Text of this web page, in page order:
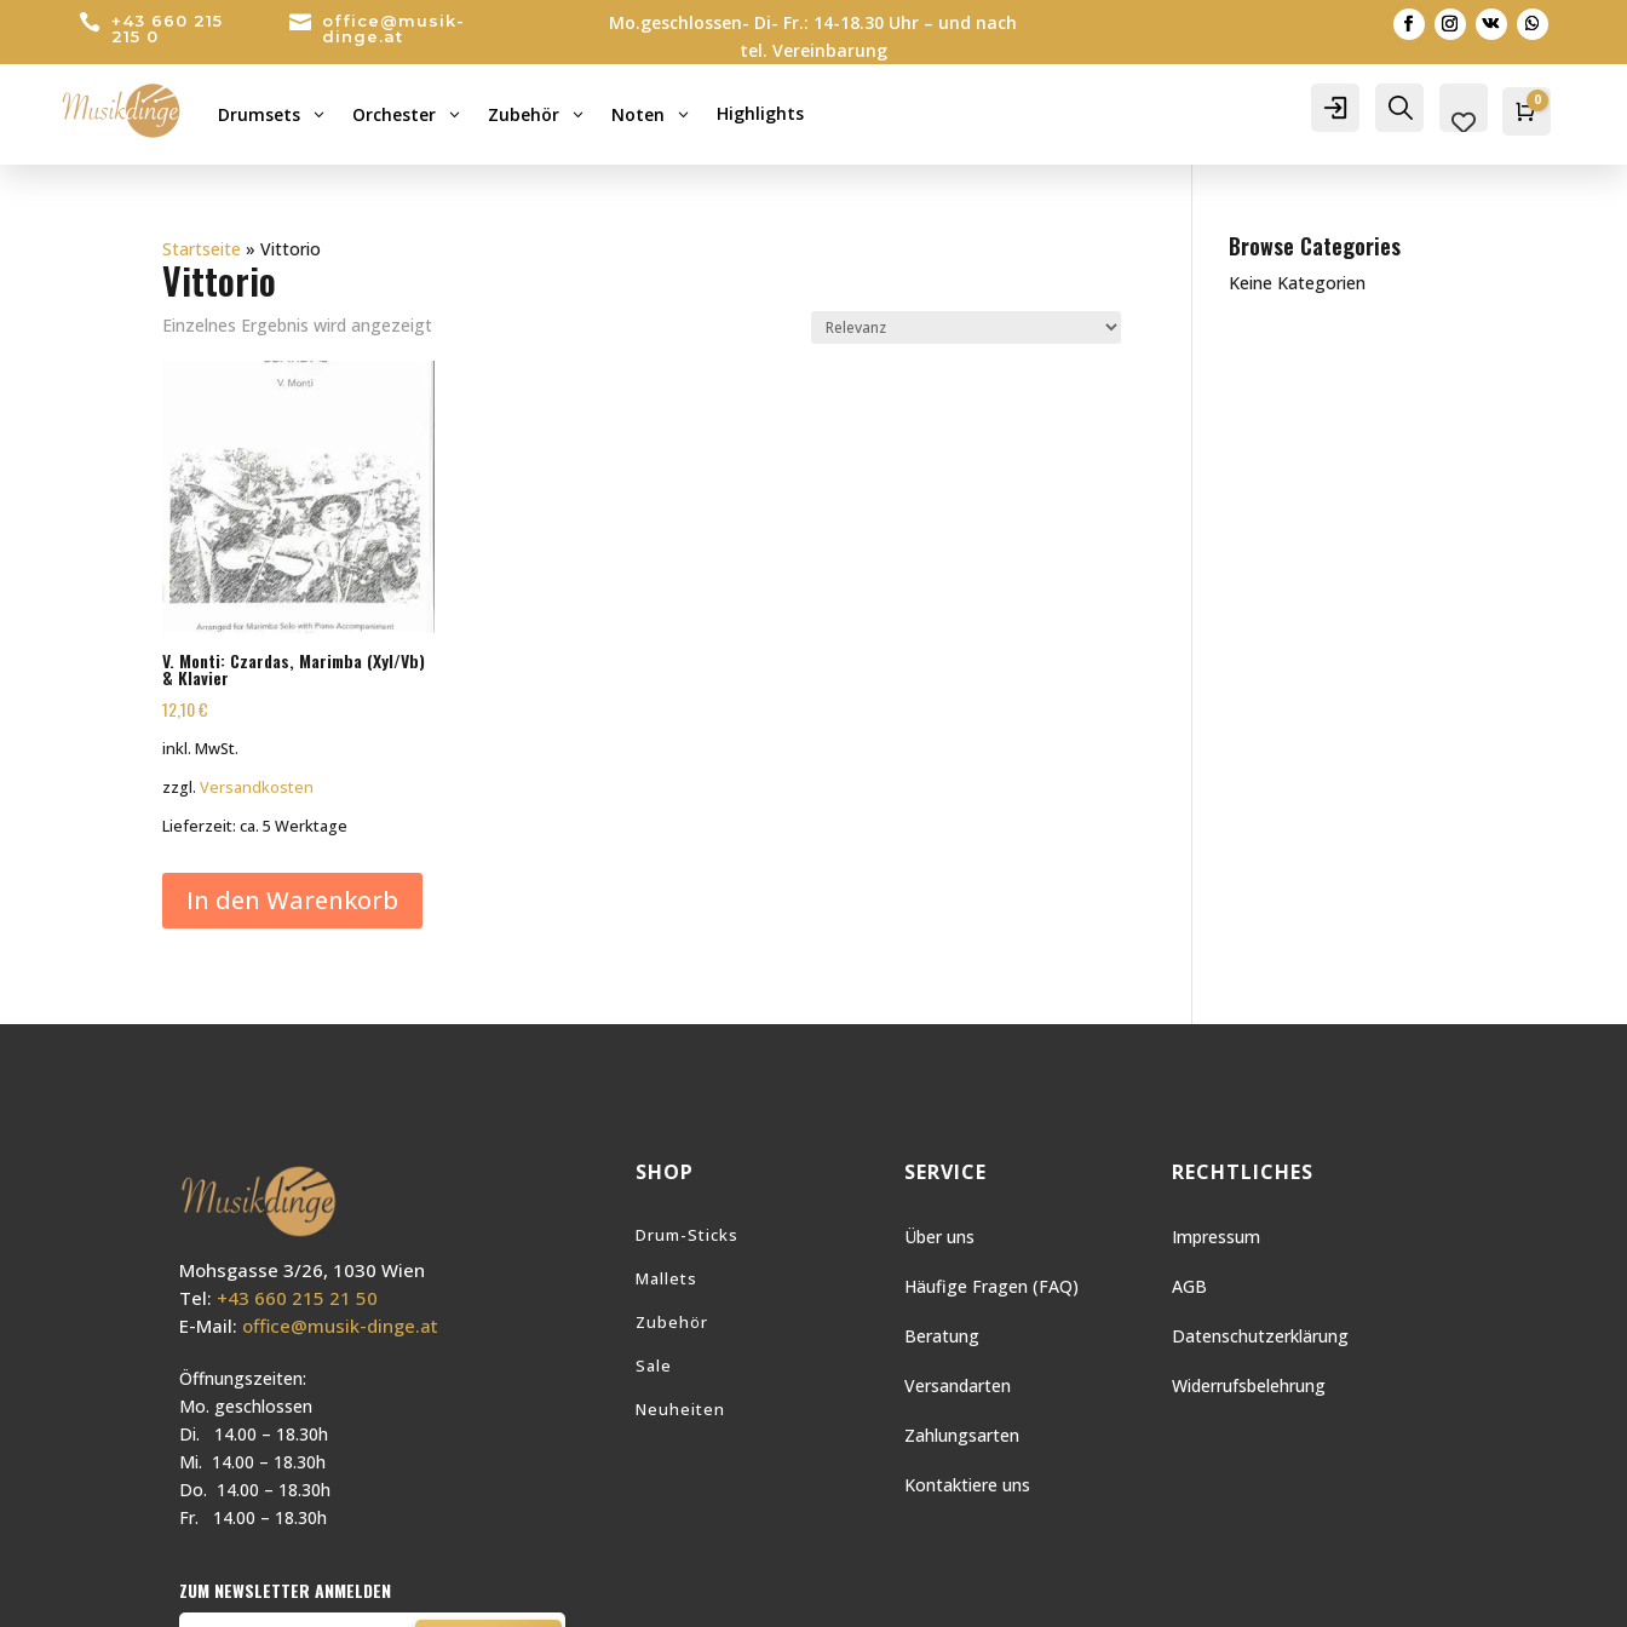
 +43 660 215
215 0

office@musik-
dinge.at
Mo.geschlossen- Di- Fr.: 14-18.30 Uhr – und nach
tel. Vereinbarung
Drumsets 3 Orchester 3 Zubehör 3 Noten 3 Highlights Account Search 0
Startseite »Vittorio
Vittorio
Einzelnes Ergebnis wird angezeigt
V. Monti: Czardas, Marimba (Xyl/Vb)
& Klavier
12,10€
inkl. MwSt.
zzgl.Versandkosten
Lieferzeit:ca. 5 Werktage
In den Warenkorb
Browse Categories
Keine Kategorien
Mohsgasse 3/26, 1030 Wien
Tel: +43 660 215 21 50
E-Mail: office@musik-dinge.at
Öffnungszeiten:
Mo. geschlossen
Di. 14.00 – 18.30h
Mi. 14.00 – 18.30h
Do. 14.00 – 18.30h
Fr. 14.00 – 18.30h
ZUM NEWSLETTER ANMELDEN
SHOP
Drum-Sticks
Mallets
Zubehör
Sale
Neuheiten
SERVICE
Über uns
Häufige Fragen (FAQ)
Beratung
Versandarten
Zahlungsarten
Kontaktiere uns
RECHTLICHES
Impressum
AGB
Datenschutzerklärung
Widerrufsbelehrung